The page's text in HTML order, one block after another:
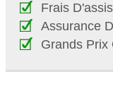
Frais
Assurance
Grands Prix